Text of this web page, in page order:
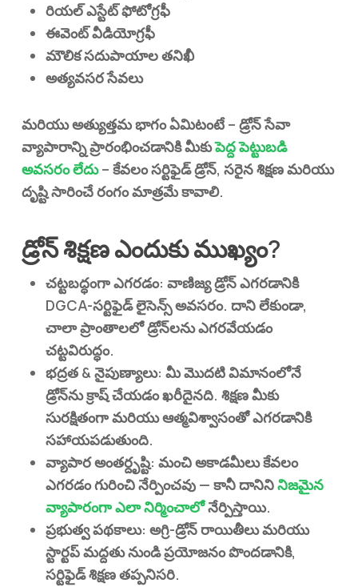
రియల్ ఎస్టేట్ ఫోటోగ్రఫీ
ఈవెంట్ వీడియోగ్రఫీ
మౌలిక సదుపాయాల తనిఖీ
అత్యవసర సేవలు
మరియు అత్యుత్తమ భాగం ఏమిటంటే – డ్రోన్ సేవా
వ్యాపారాన్ని ప్రారంభించడానికి మీకుపెద్ద పెట్టుబడి
అవసరం లేదు – కేవలం సర్టిఫైడ్ డ్రోన్, సరైన శిక్షణ మరియు
దృష్టి సారించే రంగం మాత్రమే కావాలి.
డ్రోన్ శిక్షణ ఎందుకు ముఖ్యం?
చట్టబద్ధంగా ఎగరడం: వాణిజ్య డ్రోన్ ఎగరడానికి
DGCA-సర్టిఫైడ్ లైసెన్స్ అవసరం. దాని లేకుండా,
చాలా ప్రాంతాలలో డ్రోన్‌లను ఎగరవేయడం
చట్టవిరుద్ధం.
భద్రత & నైపుణ్యాలు: మీ మొదటి విమానంలోనే
డ్రోన్‌ను క్రాష్ చేయడం ఖరీదైనది. శిక్షణ మీకు
సురక్షితంగా మరియు ఆత్మవిశ్వాసంతో ఎగరడానికి
సహాయపడుతుంది.
వ్యాపార అంతర్దృష్టి: మంచి అకాడమీలు కేవలం
ఎగరడం గురించి నేర్పించవు — కానీ దానినినిజమైన
వ్యాపారంగా ఎలా నిర్మించాలోనేర్పిస్తాయి.
ప్రభుత్వ పథకాలు: అగ్రి-డ్రోన్ రాయితీలు మరియు
స్టార్టప్ మద్దతు నుండి ప్రయోజనం పొందడానికి,
సర్టిఫైడ్ శిక్షణ తప్పనిసరి.